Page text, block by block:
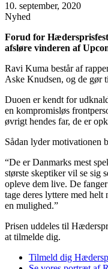
10. september, 2020
Nyhed
Forud for
afsløre vinderen af
Ravi Kuma består af
Aske Knudsen, og de gør
Duoen er kendt for
en kompromisløs
øvrigt hendes far, de er
Sådan lyder motivationen
“De er Danmarks mest
største skeptiker vil se sig
opleve dem live. De
tage deres lyttere med
en mulighed.”
Prisen uddeles til
at tilmelde dig.
Tilmeld dig